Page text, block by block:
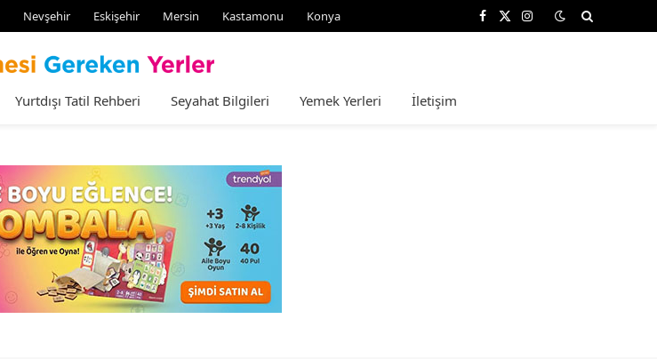
Nevşehir Eskişehir Mersin Kastamonu Konya Facebook
X
Instagram
Yurtdışı Tatil Rehberi Seyahat Bilgileri Yemek Yerleri İletişim